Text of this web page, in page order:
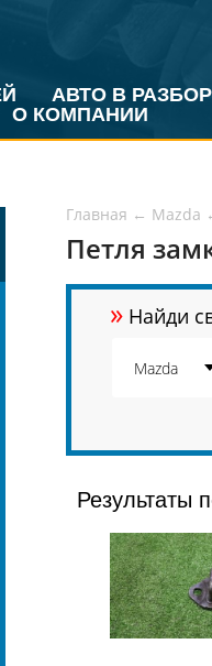
АВТО В РАЗБОР
О КОМПАНИИ
Главная ← Mazda
Петля
» Найди
Результаты